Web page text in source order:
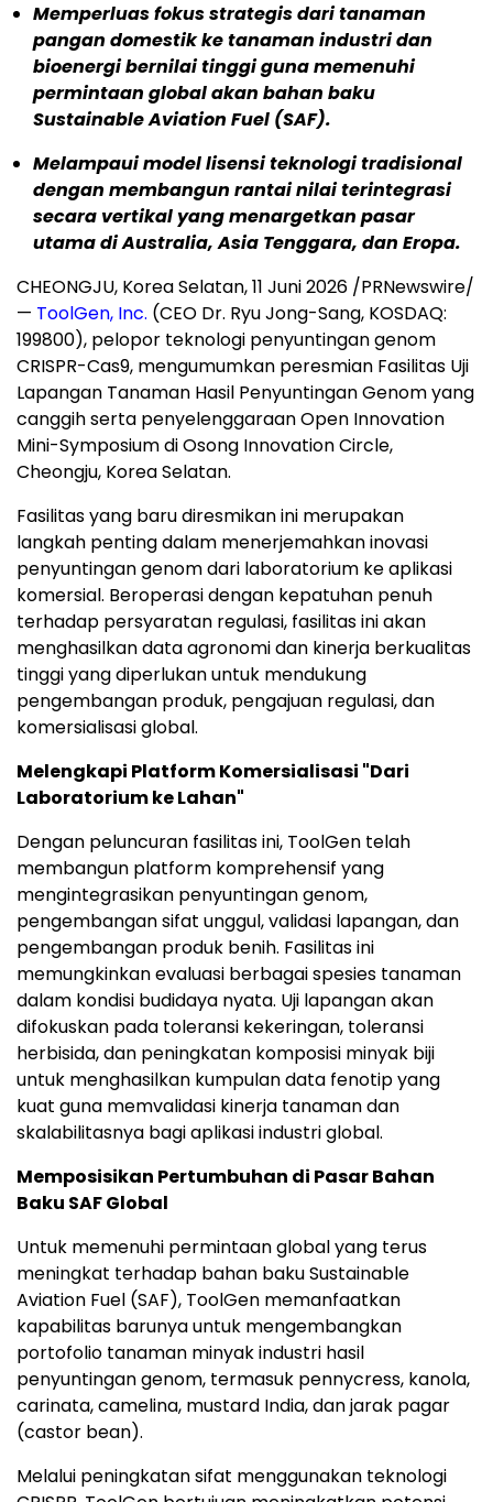
Memperluas fokus strategis dari tanaman
pangan domestik ke tanaman industri dan
bioenergi bernilai tinggi guna memenuhi
permintaan global akan bahan baku
Sustainable Aviation Fuel (SAF).
Melampaui model lisensi teknologi tradisional
dengan membangun rantai nilai terintegrasi
secara vertikal yang menargetkan pasar
utama di Australia, Asia Tenggara, dan Eropa.
CHEONGJU, Korea Selatan, 11 Juni 2026 /PRNewswire/
— ToolGen, Inc. (CEO Dr. Ryu Jong-Sang, KOSDAQ:
199800), pelopor teknologi penyuntingan genom
CRISPR-Cas9, mengumumkan peresmian Fasilitas Uji
Lapangan Tanaman Hasil Penyuntingan Genom yang
canggih serta penyelenggaraan Open Innovation
Mini-Symposium di Osong Innovation Circle,
Cheongju, Korea Selatan.
Fasilitas yang baru diresmikan ini merupakan
langkah penting dalam menerjemahkan inovasi
penyuntingan genom dari laboratorium ke aplikasi
komersial. Beroperasi dengan kepatuhan penuh
terhadap persyaratan regulasi, fasilitas ini akan
menghasilkan data agronomi dan kinerja berkualitas
tinggi yang diperlukan untuk mendukung
pengembangan produk, pengajuan regulasi, dan
komersialisasi global.
Melengkapi Platform Komersialisasi "Dari
Laboratorium ke Lahan"
Dengan peluncuran fasilitas ini, ToolGen telah
membangun platform komprehensif yang
mengintegrasikan penyuntingan genom,
pengembangan sifat unggul, validasi lapangan, dan
pengembangan produk benih. Fasilitas ini
memungkinkan evaluasi berbagai spesies tanaman
dalam kondisi budidaya nyata. Uji lapangan akan
difokuskan pada toleransi kekeringan, toleransi
herbisida, dan peningkatan komposisi minyak biji
untuk menghasilkan kumpulan data fenotip yang
kuat guna memvalidasi kinerja tanaman dan
skalabilitasnya bagi aplikasi industri global.
Memposisikan Pertumbuhan di Pasar Bahan
Baku SAF Global
Untuk memenuhi permintaan global yang terus
meningkat terhadap bahan baku Sustainable
Aviation Fuel (SAF), ToolGen memanfaatkan
kapabilitas barunya untuk mengembangkan
portofolio tanaman minyak industri hasil
penyuntingan genom, termasuk pennycress, kanola,
carinata, camelina, mustard India, dan jarak pagar
(castor bean).
Melalui peningkatan sifat menggunakan teknologi